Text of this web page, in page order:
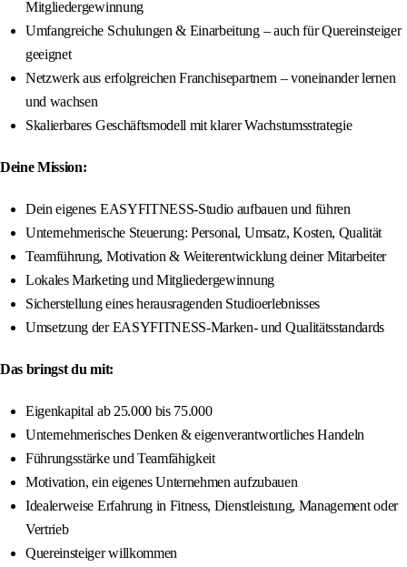
Mitgliedergewinnung
Umfangreiche Schulungen & Einarbeitung – auch für Quereinsteiger
geeignet
Netzwerk aus erfolgreichen Franchisepartnern – voneinander lernen
und wachsen
Skalierbares Geschäftsmodell mit klarer Wachstumsstrategie
Deine Mission:
Dein eigenes EASYFITNESS-Studio aufbauen und führen
Unternehmerische Steuerung: Personal, Umsatz, Kosten, Qualität
Teamführung, Motivation & Weiterentwicklung deiner Mitarbeiter
Lokales Marketing und Mitgliedergewinnung
Sicherstellung eines herausragenden Studioerlebnisses
Umsetzung der EASYFITNESS-Marken- und Qualitätsstandards
Das bringst du mit:
Eigenkapital ab 25.000 bis 75.000
Unternehmerisches Denken & eigenverantwortliches Handeln
Führungsstärke und Teamfähigkeit
Motivation, ein eigenes Unternehmen aufzubauen
Idealerweise Erfahrung in Fitness, Dienstleistung, Management oder
Vertrieb
Quereinsteiger willkommen